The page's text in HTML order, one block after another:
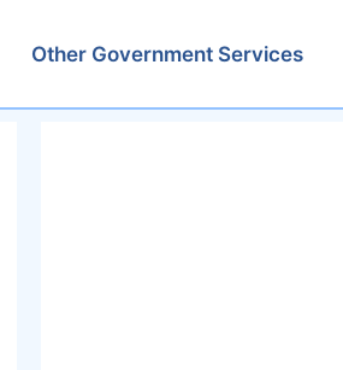
Other Government Services